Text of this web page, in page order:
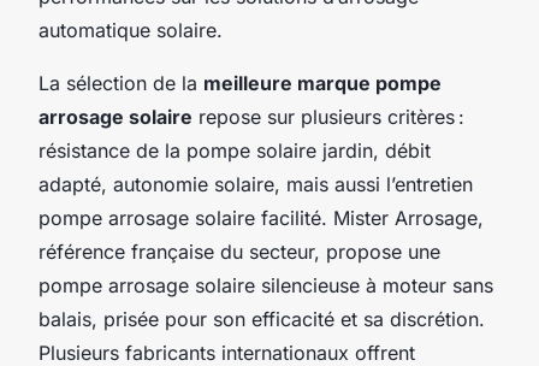
automatique solaire.
La sélection de la meilleure marque pompe
arrosage solaire repose sur plusieurs critères :
résistance de la pompe solaire jardin, débit
adapté, autonomie solaire, mais aussi l’entretien
pompe arrosage solaire facilité. Mister Arrosage,
référence française du secteur, propose une
pompe arrosage solaire silencieuse à moteur sans
balais, prisée pour son efficacité et sa discrétion.
Plusieurs fabricants internationaux offrent